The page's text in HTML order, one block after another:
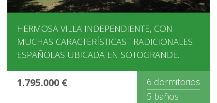
HERMOSA VILLA INDEPENDIENTE, CON
MUCHAS CARACTERÍSTICAS TRADICIONALES
ESPAÑOLAS UBICADA EN SOTOGRANDE.
1.795.000 €
6 dormitorios
5 baños